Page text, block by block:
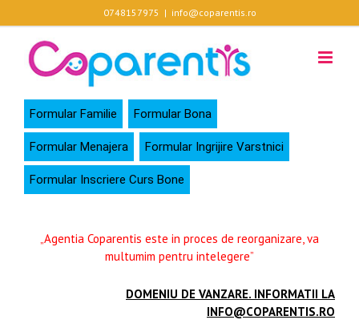
to
content
0748157975 | info@coparentis.ro
Formular Familie Formular Bona
Formular Menajera Formular Ingrijire Varstnici
Formular Inscriere Curs Bone
„Agentia Coparentis este in proces de reorganizare, va
multumim pentru intelegere”
DOMENIU DE VANZARE. INFORMATII LA
INFO@COPARENTIS.RO